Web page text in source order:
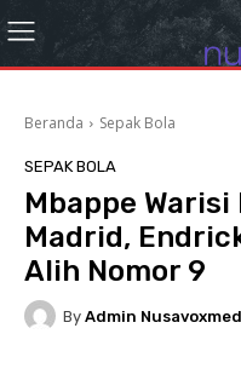
Beranda Sepak Bola
SEPAK BOLA
Mbappe Warisi
Madrid,
Alih Nomor 9
By Admin